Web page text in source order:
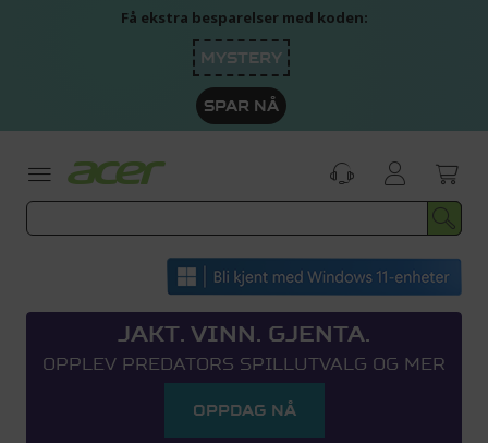
Få ekstra besparelser med koden:
MYSTERY
SPAR NÅ
JAKT. VINN. GJENTA.
OPPLEV PREDATORS SPILLUTVALG OG MER
OPPDAG NÅ